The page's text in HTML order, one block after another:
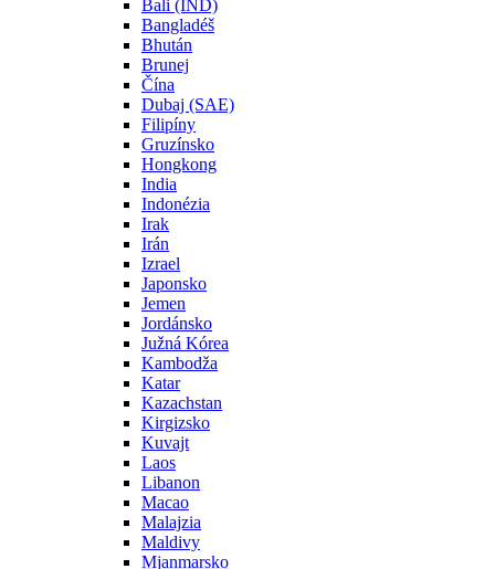
Bali (IND)
Bangladéš
Bhután
Brunej
Čína
Dubaj (SAE)
Filipíny
Gruzínsko
Hongkong
India
Indonézia
Irak
Irán
Izrael
Japonsko
Jemen
Jordánsko
Južná Kórea
Kambodža
Katar
Kazachstan
Kirgizsko
Kuvajt
Laos
Libanon
Macao
Malajzia
Maldivy
Mjanmarsko